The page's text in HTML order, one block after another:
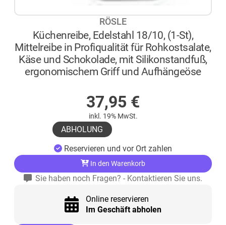
RÖSLE
Küchenreibe, Edelstahl 18/10, (1-St),
Mittelreibe in Profiqualität für Rohkostsalate,
Käse und Schokolade, mit Silikonstandfuß,
ergonomischem Griff und Aufhängeöse
37,95 €
inkl. 19% MwSt.
ABHOLUNG
Reservieren und vor Ort zahlen
In den Warenkorb
Sie haben noch Fragen? - Kontaktieren Sie uns.
Online reservieren
Im Geschäft abholen